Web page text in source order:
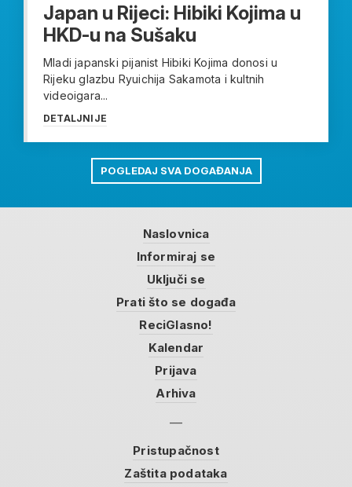
Japan u Rijeci: Hibiki Kojima u
HKD-u na Sušaku
Mladi japanski pijanist Hibiki Kojima donosi u
Rijeku glazbu Ryuichija Sakamota i kultnih
videoigara...
DETALJNIJE
POGLEDAJ SVA DOGAĐANJA
Naslovnica
Informiraj se
Uključi se
Prati što se događa
ReciGlasno!
Kalendar
Prijava
Arhiva
Pristupačnost
Zaštita podataka